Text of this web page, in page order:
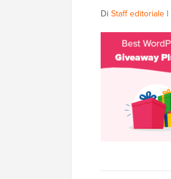
Di Staff editoriale |